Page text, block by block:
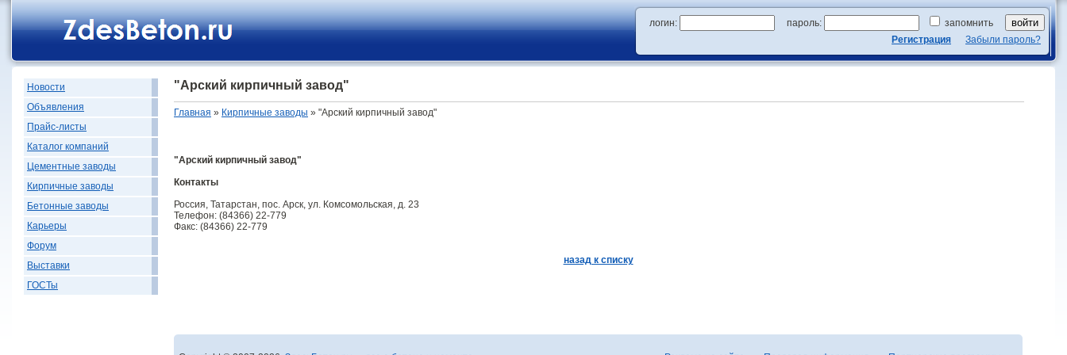
логин: пароль:
запомнить
Регистрация
Забыли пароль?
Новости
Объявления
Прайс-листы
Каталог компаний
Цементные заводы
Кирпичные заводы
Бетонные заводы
Карьеры
Форум
Выставки
ГОСТы
"Арский кирпичный завод"
Главная » Кирпичные заводы » "Арский кирпичный завод"
"Арский кирпичный завод"
Контакты
Россия, Татарстан, пос. Арск, ул. Комсомольская, д. 23
Телефон: (84366) 22-779
Факс: (84366) 22-779
назад к списку